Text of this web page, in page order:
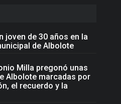
joven de 30 años en la
de Albolote
Milla pregonó unas
Albolote marcadas por
el recuerdo y la